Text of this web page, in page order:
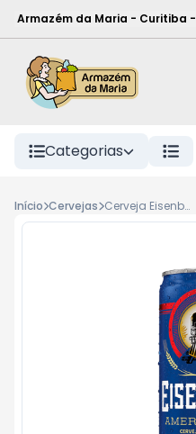
Armazém da Maria - Curitiba -
Categorias
Início Cervejas Cerveja Eisenbahn American IPA lata 350ml